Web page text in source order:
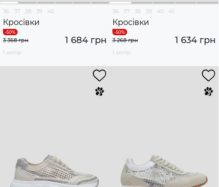
36 37 38 39 40
Кросівки
1 684 грн
3 368 грн
1 колір
36 37 38 39 40 41
Кросівки
1 634 грн
3 268 грн
1 колір